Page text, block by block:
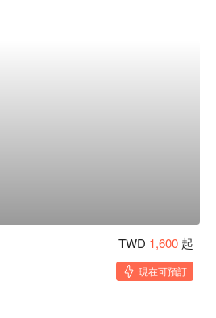
TWD 1,600 起
現在可預訂